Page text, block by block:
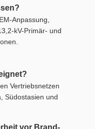
Anpassung,
kV-Primär- und
Vertriebsnetzen
Südostasien und